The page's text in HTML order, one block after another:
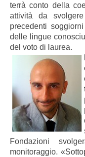
terrà conto della
attività da
precedenti
delle lingue
del voto di laurea.
Fondazioni
monitoraggio.